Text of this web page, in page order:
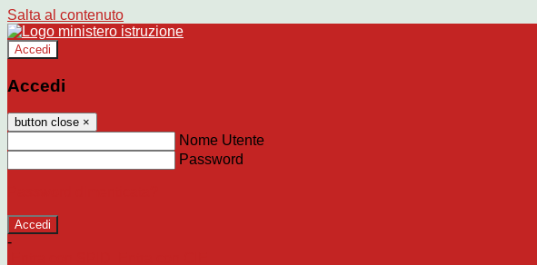
Salta al contenuto
Accedi
Accedi
button close ×
Nome Utente
Password
-